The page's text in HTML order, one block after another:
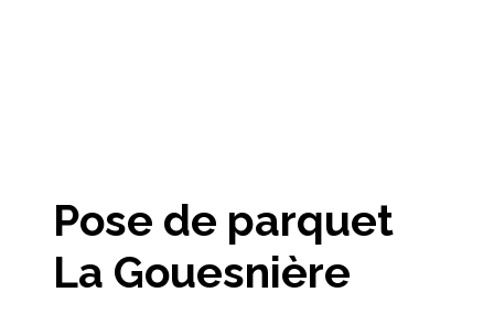
Pose de parquet
La Gouesnière